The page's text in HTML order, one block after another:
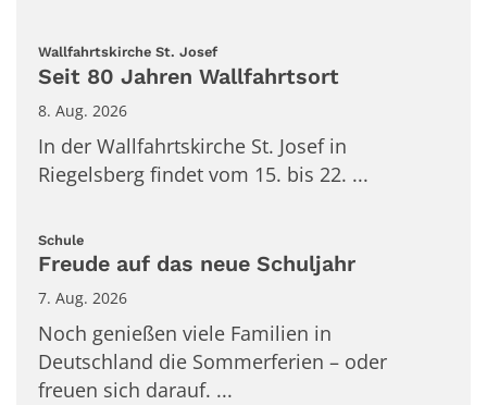
Wallfahrtskirche St. Josef:
Seit 80 Jahren Wallfahrtsort
8. Aug. 2026
In der Wallfahrtskirche St. Josef in
Riegelsberg findet vom 15. bis 22. ...
Schule:
Freude auf das neue Schuljahr
7. Aug. 2026
Noch genießen viele Familien in
Deutschland die Sommerferien – oder
freuen sich darauf. ...